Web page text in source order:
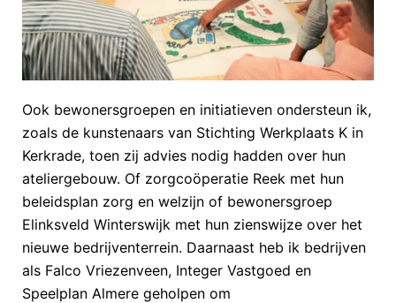
Ook bewonersgroepen en initiatieven ondersteun ik,
zoals de kunstenaars van Stichting Werkplaats K in
Kerkrade, toen zij advies nodig hadden over hun
ateliergebouw. Of zorgcoöperatie Reek met hun
beleidsplan zorg en welzijn of bewonersgroep
Elinksveld Winterswijk met hun zienswijze over het
nieuwe bedrijventerrein. Daarnaast heb ik bedrijven
als Falco Vriezenveen, Integer Vastgoed en
Speelplan Almere geholpen om